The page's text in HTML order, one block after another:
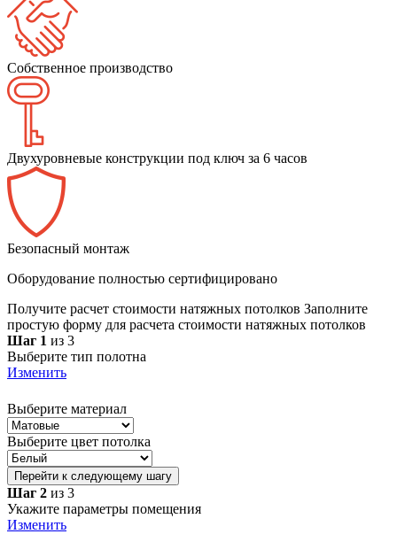
Собственное производство
Двухуровневые конструкции под ключ за 6 часов
Безопасный монтаж
Оборудование полностью сертифицировано
Получите расчет стоимости натяжных потолков Заполните
простую форму для расчета стоимости натяжных потолков
Шаг 1 из 3
Выберите тип полотна
Изменить
Выберите материал
Выберите цвет потолка
Перейти к следующему шагу
Шаг 2 из 3
Укажите параметры помещения
Изменить